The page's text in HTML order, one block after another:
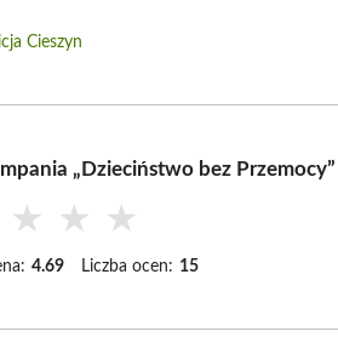
Cieszyn
„Dzieciństwo bez
★ ★ ★
4.69 Liczba ocen: 15